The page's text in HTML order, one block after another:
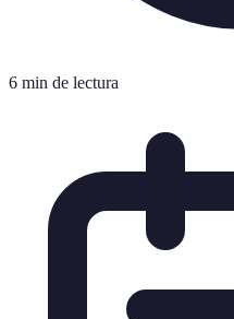
6 min de lectura